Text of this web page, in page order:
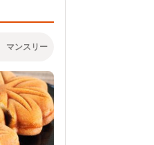
マンスリー